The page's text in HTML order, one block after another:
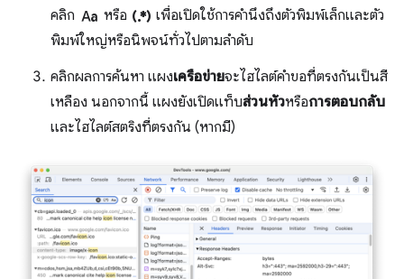
คลิก match_case หรือ regular_expression เพื่อเปิดใช้การคำนึงถึงตัวพิมพ์เล็กและตัว
พิมพ์ใหญ่หรือนิพจน์ทั่วไปตามลำดับ
คลิกผลการค้นหา แผงเครือข่ายจะไฮไลต์คำขอที่ตรงกันเป็นสี
เหลือง นอกจากนี้ แผงยังเปิดแท็บส่วนหัวหรือการตอบกลับ
และไฮไลต์สตริงที่ตรงกัน (หากมี)